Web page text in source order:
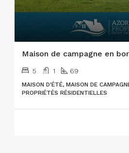
5 1 69
MAISON D'ÉTÉ, MAISON DE
PROPRIÉTÉS RÉSIDENTIELLES